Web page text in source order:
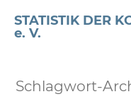
STATISTIK DER
e. V.
Schlagwort-